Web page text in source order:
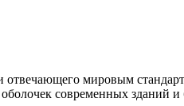
мировым
современных зданий и